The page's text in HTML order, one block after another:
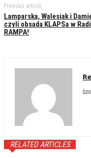
Previous article
Lamparska, Walesiak i
czyli obsada KLAPSa w
RAMPA!
RELATED ARTICLES